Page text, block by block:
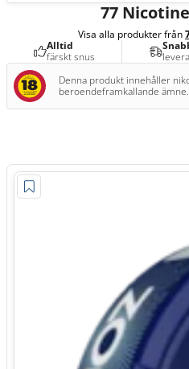
77
Visa alla produkter från
Alltid
färskt snus
Denna produkt innehåller
beroendeframkallande